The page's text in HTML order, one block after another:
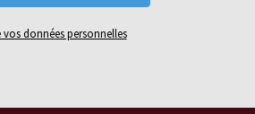
données personnelles